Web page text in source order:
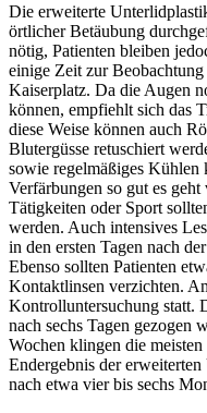
Die erweiterte
örtlicher Betäubung
nötig, Patienten bleiben
einige Zeit zur
Kaiserplatz. Da die Augen
können, empfiehlt sich das
diese Weise können auch
Blutergüsse retuschiert
sowie regelmäßiges
Verfärbungen so gut es
Tätigkeiten oder Sport
werden. Auch intensives
in den ersten Tagen nach
Ebenso sollten Patienten
Kontaktlinsen verzichten.
Kontrolluntersuchung statt.
nach sechs Tagen gezogen
Wochen klingen die
Endergebnis der
nach etwa vier bis sechs